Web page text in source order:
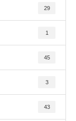
29
1
45
3
43